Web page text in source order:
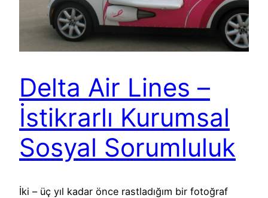
Delta Air Lines –
İstikrarlı Kurumsal
Sosyal Sorumluluk
İki – üç yıl kadar önce rastladığım bir fotoğraf